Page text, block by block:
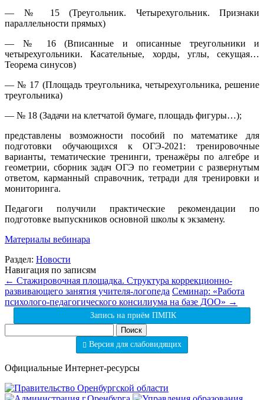
— № 15 (Треугольник. Четырехугольник. Признаки
параллельности прямых)
— № 16 (Вписанные и описанные треугольники и
четырехугольники. Касательные, хорды, углы, секущая…
Теорема синусов)
— № 17 (Площадь треугольника, четырехугольника, решение
треугольника)
— № 18 (Задачи на клетчатой бумаге, площадь фигуры…);
представлены возможности пособий по математике для
подготовки обучающихся к ОГЭ-2021: тренировочные
варианты, тематические тренинги, тренажёры по алгебре и
геометрии, сборник задач ОГЭ по геометрии с развернутым
ответом, карманный справочник, тетради для тренировки и
мониторинга.
Педагоги получили практические рекомендации по
подготовке выпускников основной школы к экзамену.
Материалы вебинара
Раздел: Новости
Навигация по записям
← Стажировочная площадка. Структура коррекционно-
развивающего занятия учителя-логопеда Семинар: «Работа
психолого-педагогического консилиума на базе ДОО» →
Запись на приём ПМПК
Версия для слабовидящих
Официальные Интернет-ресурсы